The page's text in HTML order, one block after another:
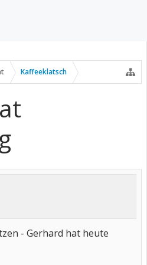
Kaffeeklatsch
- Gerhard hat heute